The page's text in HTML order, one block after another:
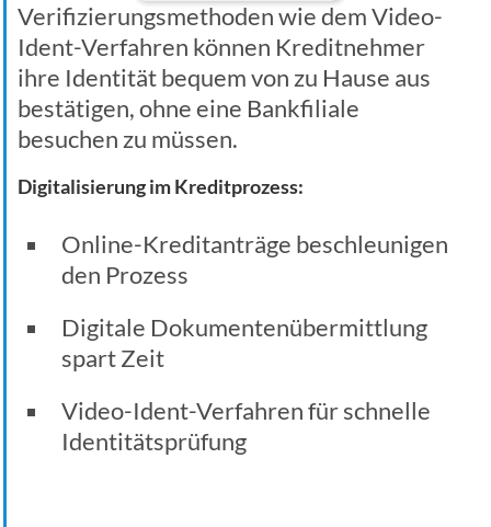
Verifizierungsmethoden wie dem Video-
Ident-Verfahren können Kreditnehmer
ihre Identität bequem von zu Hause aus
bestätigen, ohne eine Bankfiliale
besuchen zu müssen.
Digitalisierung im Kreditprozess:
Online-Kreditanträge beschleunigen
den Prozess
Digitale Dokumentenübermittlung
spart Zeit
Video-Ident-Verfahren für schnelle
Identitätsprüfung